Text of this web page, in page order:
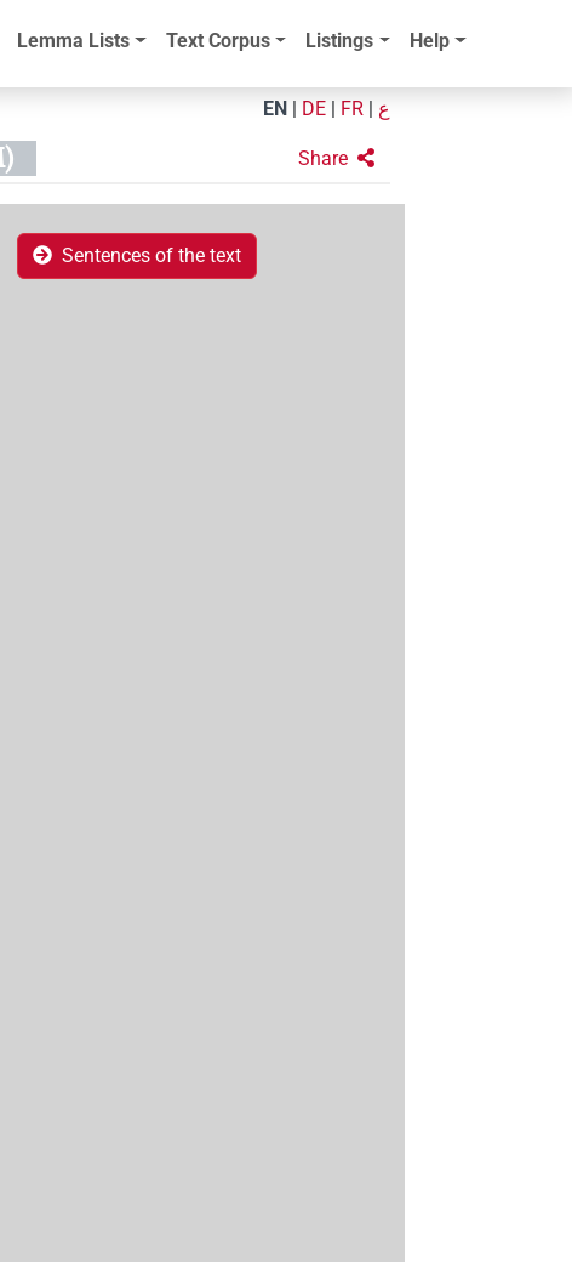
Lemma Lists Text Corpus Listings Help
EN DE FR ع
Share
Sentences of the text